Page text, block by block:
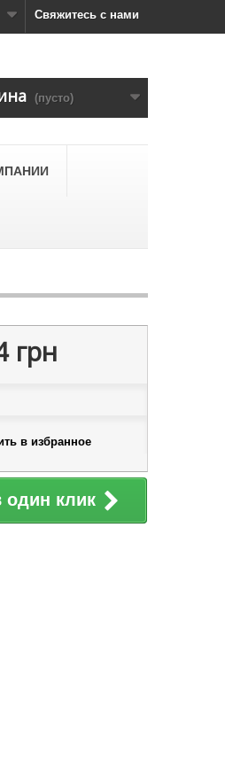
Свяжитесь с нами
(пусто)
грн
в избранное
один клик